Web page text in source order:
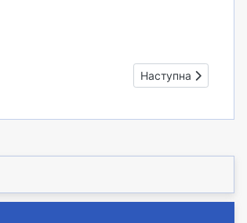
Наступна стаття:
Наступна